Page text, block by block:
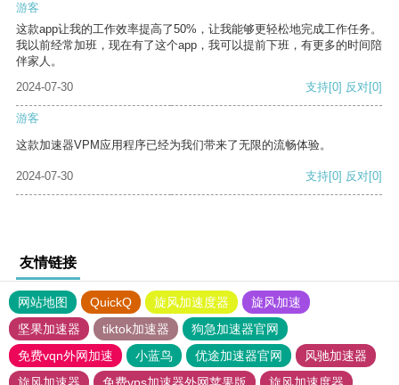
游客
这款app让我的工作效率提高了50%，让我能够更轻松地完成工作任务。
我以前经常加班，现在有了这个app，我可以提前下班，有更多的时间陪
伴家人。
2024-07-30
支持[0] 反对[0]
游客
这款加速器VPM应用程序已经为我们带来了无限的流畅体验。
2024-07-30 支持[0] 反对[0]
友情链接
网站地图 QuickQ 旋风加速度器
旋风加速
坚果加速器
tiktok加速器
狗急加速器官网
免费vqn外网加速
小蓝鸟 优途加速器官网
风驰加速器